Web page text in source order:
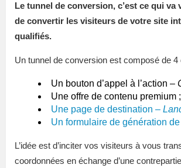
Le tunnel de conversion, c’est ce qui va
de convertir les visiteurs de votre site
qualifiés.
Un tunnel de conversion est composé de 4
Un bouton d’appel à l’action –
Une offre de contenu premium ;
Une page de destination –
Un formulaire de génération
L’idée est d’inciter vos visiteurs à vous
coordonnées en échange d’une